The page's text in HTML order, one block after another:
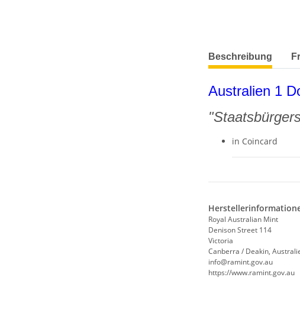
weitere Registerkarten
Beschreibung
Australien 1
in Coincard
Royal Australian Mint
Denison Street 114
Victoria
Canberra / Deakin,
info@ramint.gov.au
https://www.ramint.gov.au